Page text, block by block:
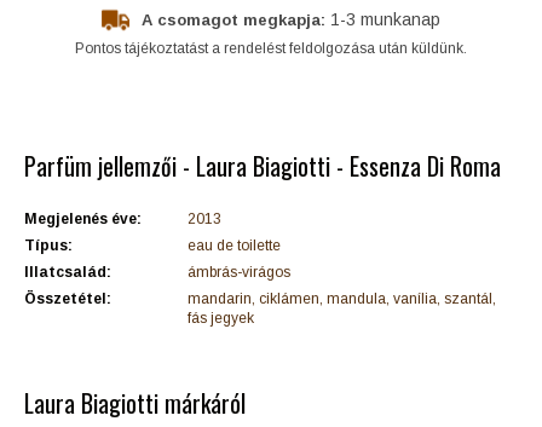
A csomagot megkapja: 1-3 munkanap
Pontos tájékoztatást a rendelést feldolgozása után küldünk.
Parfüm jellemzői - Laura Biagiotti - Essenza Di Roma
Megjelenés éve:
2013
Típus:
eau de toilette
Illatcsalád:
ámbrás-virágos
Összetétel:
mandarin, ciklámen, mandula, vanília, szantál,
fás jegyek
Laura Biagiotti márkáról